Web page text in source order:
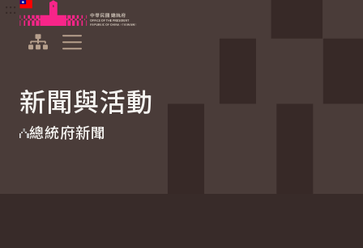
跳到主要內容
中華民國總統府
新聞與活動
總統府新聞